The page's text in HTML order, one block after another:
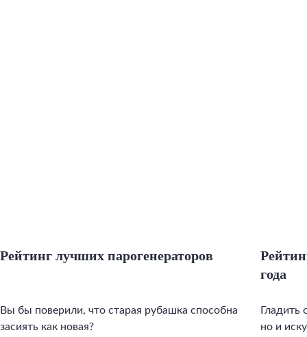
Рейтинг лучших парогенераторов
Вы бы поверили, что старая рубашка способна
засиять как новая?
года
Гладить
но и